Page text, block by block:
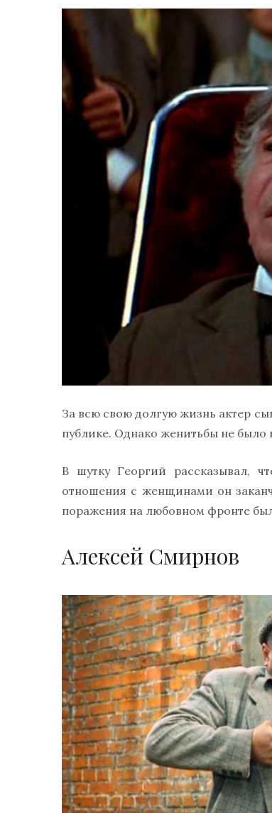
За всю свою долгую жизнь актер
публике. Однако женитьбы не было
В шутку Георгий рассказывал,
отношения с женщинами он
поражения на любовном фронте
Алексей Смирнов